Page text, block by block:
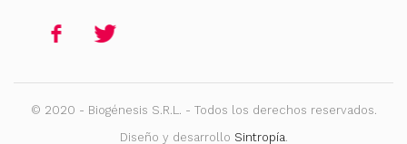
© 2020 - Biogénesis S.R.L. - Todos los derechos reservados.
Diseño y desarrollo Sintropía